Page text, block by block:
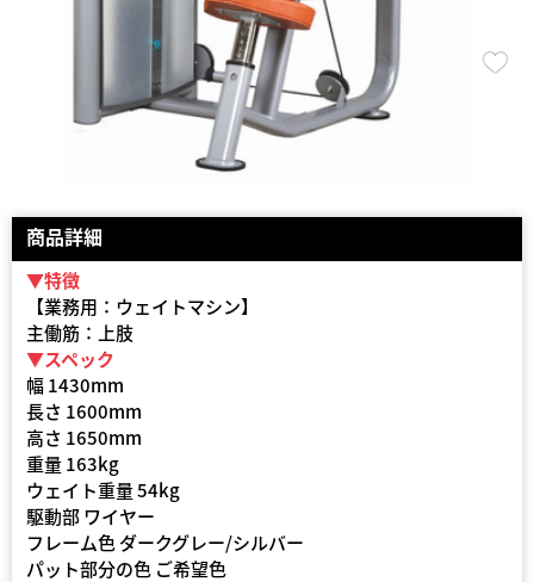
商品詳細
▼特徴
【業務用：ウェイトマシン】
主働筋：上肢
▼スペック
幅 1430mm
長さ 1600mm
高さ 1650mm
重量 163kg
ウェイト重量 54kg
駆動部 ワイヤー
フレーム色 ダークグレー/シルバー
パット部分の色 ご希望色